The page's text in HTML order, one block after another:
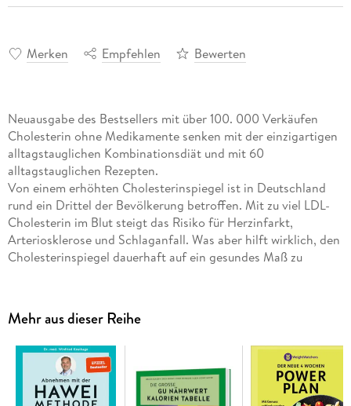
Merken Empfehlen Bewerten
Neuausgabe des Bestsellers mit über 100. 000 Verkäufen
Cholesterin ohne Medikamente senken mit der einzigartigen
alltagstauglichen Kombinationsdiät und mit 60
alltagstauglichen Rezepten.
Von einem erhöhten Cholesterinspiegel ist in Deutschland
rund ein Drittel der Bevölkerung betroffen. Mit zu viel LDL-
Cholesterin im Blut steigt das Risiko für Herzinfarkt,
Arteriosklerose und Schlaganfall. Was aber hilft wirklich, den
Cholesterinspiegel dauerhaft auf ein gesundes Maß zu
ganz natürliche Cholesterinsenker sind. Mit Hilfe einer
einzigartigen Kombinationsdiät lässt sich diese gezielte
positive Wirkung auf die Blutfettwerte noch weiter steigern.
Die 60 Rezepte im Buch sind cholesterinarm, lecker und
einfach in der Zubereitung. Und das Beste: es funktioniert
ohne Einnahme von Medikamenten!
Mehr aus dieser Reihe